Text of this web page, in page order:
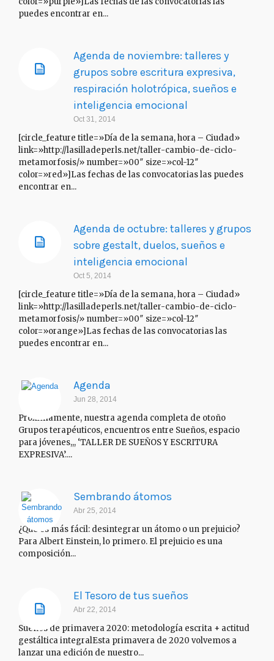
puedes encontrar en...
Agenda de noviembre: talleres y
grupos sobre escritura expresiva,
respiración holotrópica, sueños e
inteligencia emocional
Oct 31, 2014
[circle_feature title=»Día de la semana, hora – Ciudad»
link=»http://lasilladeperls.net/taller-cambio-de-ciclo-
metamorfosis/» number=»00″ size=»col-12″
color=»red»]Las fechas de las convocatorias las puedes
encontrar en...
Agenda de octubre: talleres y grupos
sobre gestalt, duelos, sueños e
inteligencia emocional
Oct 5, 2014
[circle_feature title=»Día de la semana, hora – Ciudad»
link=»http://lasilladeperls.net/taller-cambio-de-ciclo-
metamorfosis/» number=»00″ size=»col-12″
color=»orange»]Las fechas de las convocatorias las
puedes encontrar en...
Agenda
Jun 28, 2014
Próximamente, nuestra agenda completa de otoño
Grupos terapéuticos, encuentros entre Sueños, espacio
para jóvenes,,, ‘TALLER DE SUEÑOS Y ESCRITURA
EXPRESIVA’....
Sembrando átomos
Abr 25, 2014
¿Qué es más fácil: desintegrar un átomo o un prejuicio?
Para Albert Einstein, lo primero. El prejuicio es una
composición...
El Tesoro de tus sueños
Abr 22, 2014
Sueños de primavera 2020: metodología escrita + actitud
gestáltica integralEsta primavera de 2020 volvemos a
lanzar una edición de nuestro...